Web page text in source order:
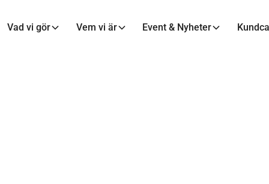
Vad vi gör Vem vi är Event & Nyheter